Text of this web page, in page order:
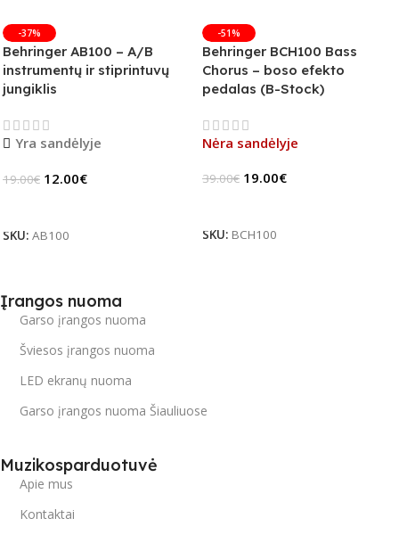
-37%
Behringer AB100 – A/B
instrumentų ir stiprintuvų
jungiklis
Yra sandėlyje
19.00€ 12.00€
SKU: AB100
-51%
Behringer BCH100 Bass
Chorus – boso efekto
pedalas (B-Stock)
Nėra sandėlyje
39.00€ 19.00€
SKU: BCH100
Įrangos nuoma
Garso įrangos nuoma
Šviesos įrangos nuoma
LED ekranų nuoma
Garso įrangos nuoma Šiauliuose
Muzikosparduotuvė
Apie mus
Kontaktai